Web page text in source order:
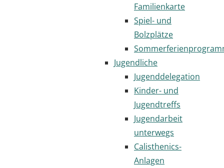
Familienkarte
Spiel- und
Bolzplätze
Jugendliche
Jugenddelegation
Kinder- und
Jugendtreffs
Jugendarbeit
unterwegs
Calisthenics-
Anlagen